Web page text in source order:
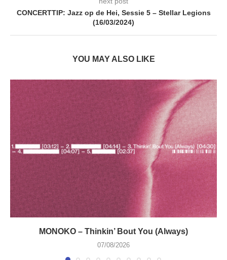
CONCERTTIP: Jazz op de Hei, Sessie 5 – Stellar Legions
(16/03/2024)
YOU MAY ALSO LIKE
MONOKO – Thinkin’ Bout You (Always)
07/08/2026